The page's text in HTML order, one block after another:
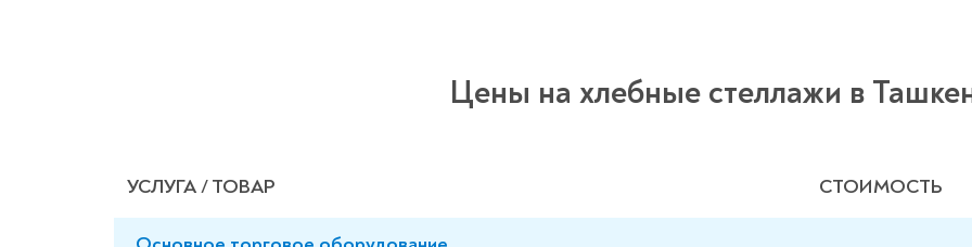
Цены на хлебные стеллажи в
УСЛУГА / ТОВАР СТОИМОСТЬ